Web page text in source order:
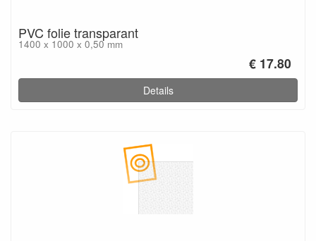
PVC folie transparant
1400 x 1000 x 0,50 mm
€ 17.80
Details